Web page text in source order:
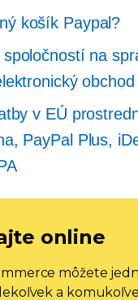
košík Paypal?
na
obchod
v EÚ
PayPal Plus,
online
môžete
a